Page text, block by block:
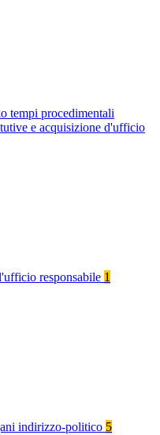
tempi procedimentali
e acquisizione d'ufficio
responsabile 1
indirizzo-politico 5